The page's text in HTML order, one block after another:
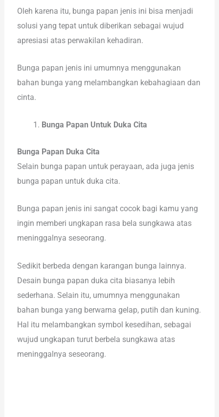
Oleh karena itu, bunga papan jenis ini bisa menjadi
solusi yang tepat untuk diberikan sebagai wujud
apresiasi atas perwakilan kehadiran.
Bunga papan jenis ini umumnya menggunakan
bahan bunga yang melambangkan kebahagiaan dan
cinta.
Bunga Papan Untuk Duka Cita
Bunga Papan Duka Cita
Selain bunga papan untuk perayaan, ada juga jenis
bunga papan untuk duka cita.
Bunga papan jenis ini sangat cocok bagi kamu yang
ingin memberi ungkapan rasa bela sungkawa atas
meninggalnya seseorang.
Sedikit berbeda dengan karangan bunga lainnya.
Desain bunga papan duka cita biasanya lebih
sederhana. Selain itu, umumnya menggunakan
bahan bunga yang berwarna gelap, putih dan kuning.
Hal itu melambangkan symbol kesedihan, sebagai
wujud ungkapan turut berbela sungkawa atas
meninggalnya seseorang.